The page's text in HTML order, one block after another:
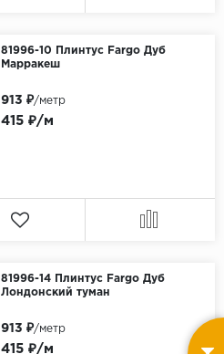
81996-10 Плинтус Fargo Дуб
Марракеш
415 ₽/м
913 ₽/метр
81996-14 Плинтус Fargo Дуб
Лондонский туман
415 ₽/м
913 ₽/метр